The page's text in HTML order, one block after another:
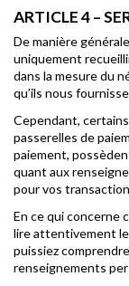
ARTICLE 4 –
De manière
uniquement
dans la mesure du
qu’ils nous
Cependant,
passerelles de
paiement,
quant aux
pour vos
En ce qui concerne
lire attentivement
puissiez
renseignements